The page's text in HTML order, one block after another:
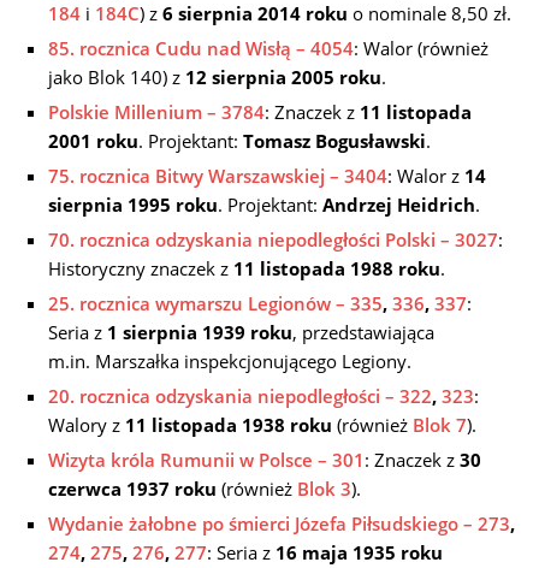
184 i 184C) z 6 sierpnia 2014 roku o nominale 8,50 zł.
85. rocznica Cudu nad Wisłą – 4054: Walor (również
jako Blok 140) z 12 sierpnia 2005 roku.
Polskie Millenium – 3784: Znaczek z 11 listopada
2001 roku. Projektant: Tomasz Bogusławski.
75. rocznica Bitwy Warszawskiej – 3404: Walor z 14
sierpnia 1995 roku. Projektant: Andrzej Heidrich.
70. rocznica odzyskania niepodległości Polski – 3027:
Historyczny znaczek z 11 listopada 1988 roku.
25. rocznica wymarszu Legionów – 335, 336, 337:
Seria z 1 sierpnia 1939 roku, przedstawiająca
m.in. Marszałka inspekcjonującego Legiony.
20. rocznica odzyskania niepodległości – 322, 323:
Walory z 11 listopada 1938 roku (również Blok 7).
Wizyta króla Rumunii w Polsce – 301 : Znaczek z 30
czerwca 1937 roku (również Blok 3).
Wydanie żałobne po śmierci Józefa Piłsudskiego – 273,
274, 275, 276, 277: Seria z 16 maja 1935 roku